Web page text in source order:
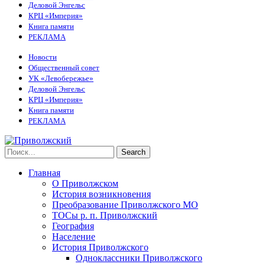
Деловой Энгельс
КРЦ «Империя»
Книга памяти
РЕКЛАМА
Новости
Общественный совет
УК «Левобережье»
Деловой Энгельс
КРЦ «Империя»
Книга памяти
РЕКЛАМА
Главная
О Приволжском
История возникновения
Преобразование Приволжского МО
ТОСы р. п. Приволжский
География
Население
История Приволжского
Одноклассники Приволжского